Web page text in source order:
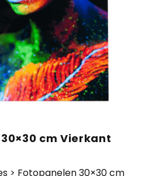
cm Vierkant
> Fotopanelen 30×30 cm